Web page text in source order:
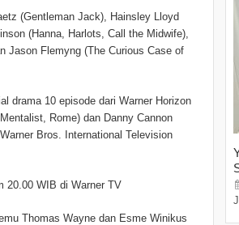
(Gentleman Jack), Hainsley Lloyd
(Hanna, Harlots, Call the Midwife),
Jason Flemyng (The Curious Case of
drama 10 episode dari Warner Horizon
Rome) dan Danny Cannon
Bros. International Television
20.00 WIB di Warner TV
Thomas Wayne dan Esme Winikus